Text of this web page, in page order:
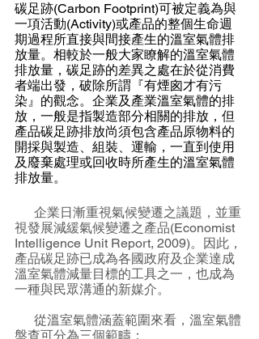
碳足跡(Carbon Footprint)可被定義為與
一項活動(Activity)或產品的整個生命週
期過程所直接與間接產生的溫室氣體排
放量。相較於一般大家瞭解的溫室氣體
排放量，碳足跡的差異之處在於從消費
者端出發，破除所謂『有煙囪才有污
染』的觀念。企業及產業溫室氣體的排
放，一般是指製造部分相關的排放，但
產品碳足跡排放尚須包含產品原物料的
開採與製造、組裝、運輸，一直到使用
及廢棄處理或回收時所產生的溫室氣體
排放量。
企業日漸重視氣候變遷之議題，並重
視發展減緩氣候變遷之產品(Economist
Intelligence Unit Report, 2009)。因此，
產品碳足跡已成為各國政府及企業達成
溫室氣體減量目標的工具之一，也成為
一種與民眾溝通的新媒介。
從溫室氣體涵蓋範圍來看，溫室氣體
盤查可分為三個範疇：